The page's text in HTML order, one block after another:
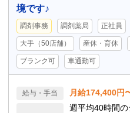
境です♪
調剤事務 調剤薬局 正社員
大手（50店舗） 産休・育休
ブランク可 車通勤可
給与・手当 月給174,400円
週平均40時間